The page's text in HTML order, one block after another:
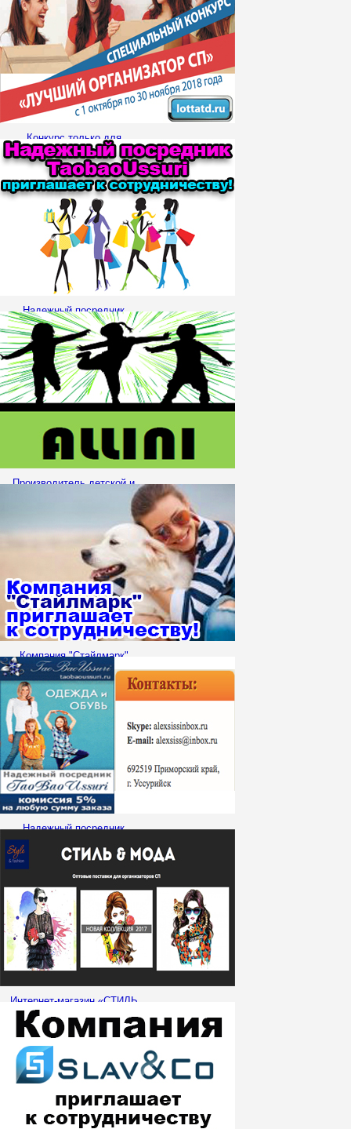
Конкурс только для
Организаторов СП от
производителя
Надежный посредник
TaobaoUssuri приглашает к
сотрудничеству!
Производитель детской и
www.altager-shop.ru ищет
Компания "Стайлмарк"
приглашает к
сотрудничеству!
Надежный посредник
TaobaoUssuri приглашает к
сотрудничеству!
Интернет-магазин «СТИЛЬ
и МОДА» ищет
Организаторов СП!